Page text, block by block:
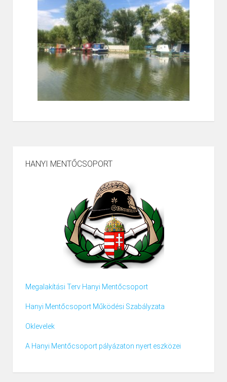
HANYI MENTŐCSOPORT
Megalakítási Terv Hanyi Mentőcsoport
Hanyi Mentőcsoport Működési Szabályzata
Oklevelek
A Hanyi Mentőcsoport pályázaton nyert eszközei